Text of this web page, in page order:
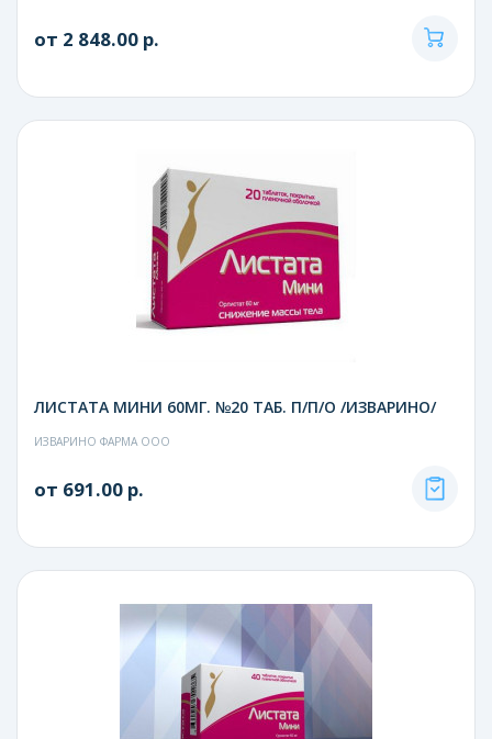
от 2 848.00 р.
ЛИСТАТА МИНИ 60МГ. №20 ТАБ. П/П/О /ИЗВАРИНО/
ИЗВАРИНО ФАРМА ООО
от 691.00 р.